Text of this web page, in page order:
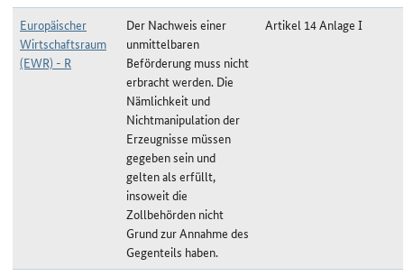
Europäischer
Wirtschaftsraum
(EWR) - R
Der Nachweis einer
unmittelbaren
Beförderung muss nicht
erbracht werden. Die
Nämlichkeit und
Nichtmanipulation der
Erzeugnisse müssen
gegeben sein und
gelten als erfüllt,
insoweit die
Zollbehörden nicht
Grund zur Annahme des
Gegenteils haben.
Artikel 14 Anlage I